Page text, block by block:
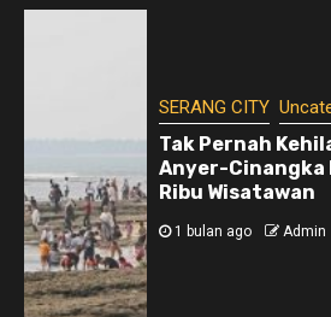
SERANG CITY
Tak Pernah
Anyer-Cinangka
Ribu Wisatawan
1 bulan ago Admin